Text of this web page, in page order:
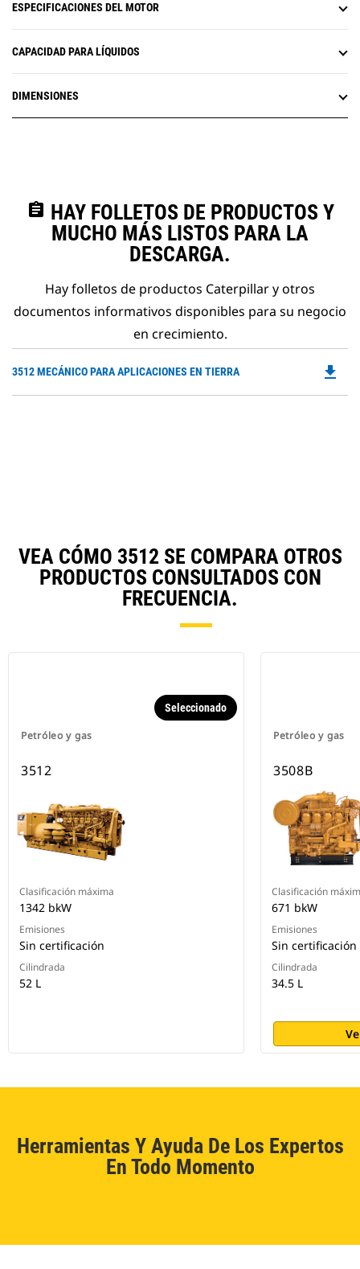
ESPECIFICACIONES DEL MOTOR
CAPACIDAD PARA LÍQUIDOS
DIMENSIONES
assignment HAY FOLLETOS DE PRODUCTOS Y
MUCHO MÁS LISTOS PARA LA
DESCARGA.
Hay folletos de productos Caterpillar y otros
documentos informativos disponibles para su negocio
en crecimiento.
3512 MECÁNICO PARA APLICACIONES EN TIERRA file_download
VEA CÓMO 3512 SE COMPARA OTROS
PRODUCTOS CONSULTADOS CON
FRECUENCIA.
Petróleo y gas
Seleccionado
3512
Clasificación máxima
1342 bkW
Emisiones
Sin certificación
Cilindrada
52 L
Petróleo y gas
3508B
Clasificación
671 bkW
Emisiones
Sin certificación
Cilindrada
34.5 L
Herramientas Y Ayuda De Los Expertos
En Todo Momento